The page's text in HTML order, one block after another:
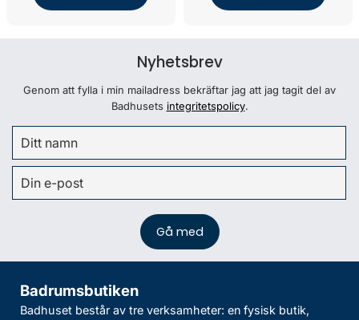
Nyhetsbrev
Genom att fylla i min mailadress bekräftar jag att jag tagit del av
Badhusets integritetspolicy.
Badrumsbutiken
Badhuset består av tre verksamheter: en fysisk butik,